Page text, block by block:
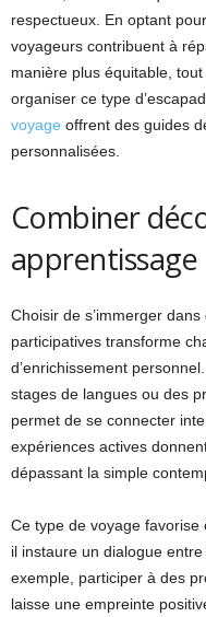
respectueux. En optant
voyageurs contribuent à
manière plus équitable,
organiser ce type
voyage offrent des guides
personnalisées.
Combiner
apprentissage
Choisir de s’immerger
participatives transforme
d’enrichissement
stages de langues ou des
permet de se connecter
expériences actives
dépassant la simple
Ce type de voyage
il instaure un dialogue
exemple, participer à des
laisse une empreinte